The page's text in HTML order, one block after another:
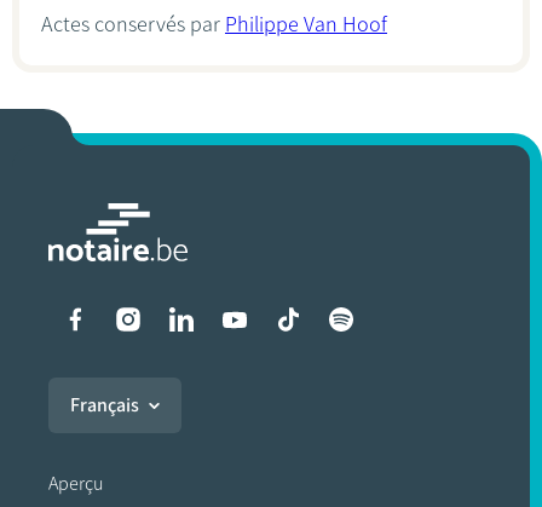
Actes conservés par Philippe Van Hoof
Liens vers les réseaux
Français
Aperçu